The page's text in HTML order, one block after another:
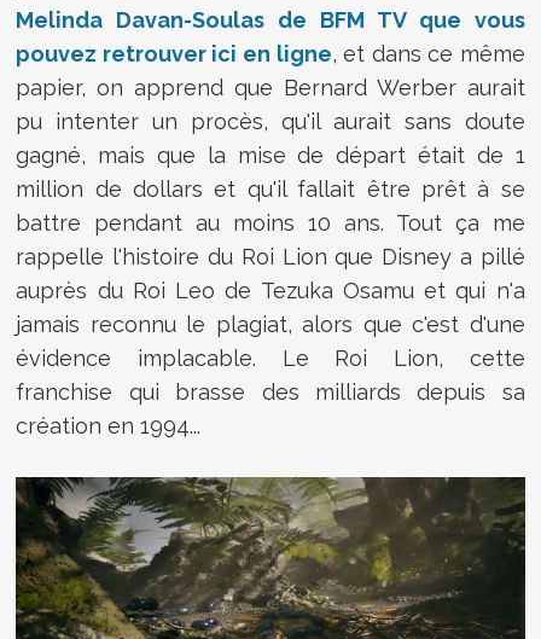
Melinda Davan-Soulas de BFM TV que vous
pouvez retrouver ici en ligne, et dans ce même
papier, on apprend que Bernard Werber aurait
pu intenter un procès, qu'il aurait sans doute
gagné, mais que la mise de départ était de 1
million de dollars et qu'il fallait être prêt à se
battre pendant au moins 10 ans. Tout ça me
rappelle l'histoire du Roi Lion que Disney a pillé
auprès du Roi Leo de Tezuka Osamu et qui n'a
jamais reconnu le plagiat, alors que c'est d'une
évidence implacable. Le Roi Lion, cette
franchise qui brasse des milliards depuis sa
création en 1994...